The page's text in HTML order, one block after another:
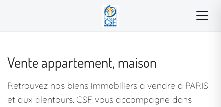
Vente appartement, maison
Retrouvez nos biens immobiliers à vendre à PARIS
et aux alentours. CSF vous accompagne dans